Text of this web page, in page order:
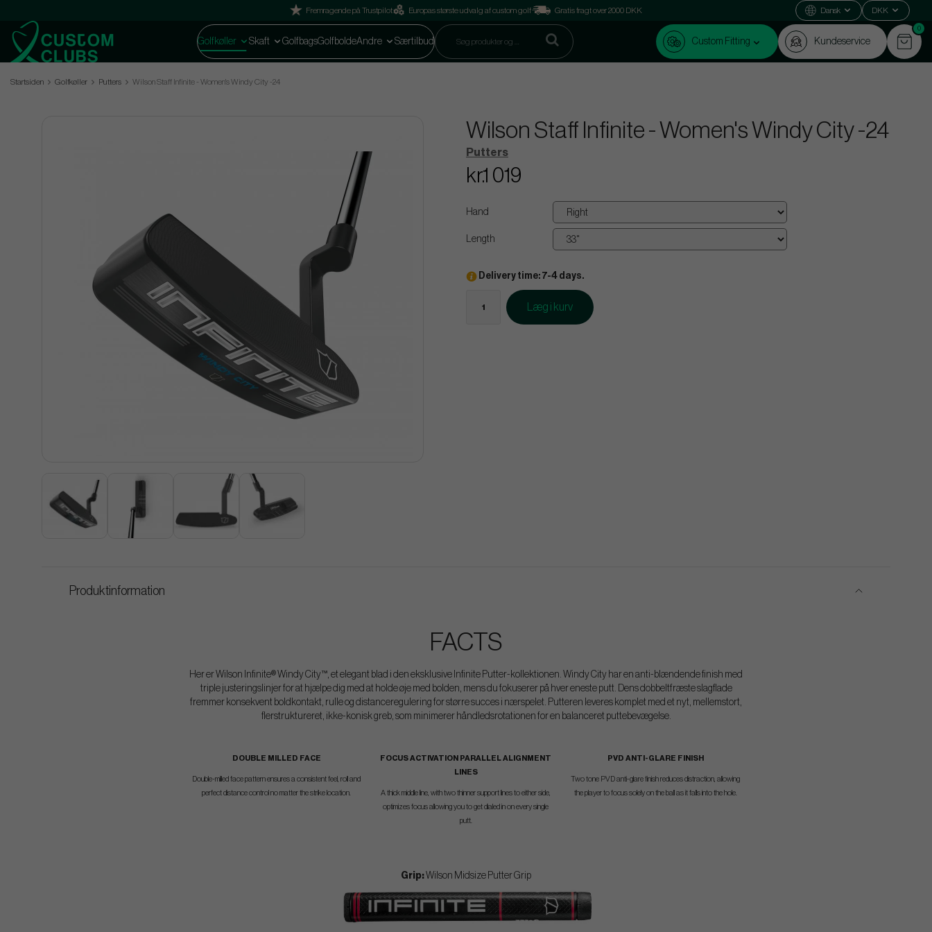
Fremragende på Trustpilot Europas største udvalg af custom golf Gratis fragt over 2000 DKK Dansk DKK
Golfkøller Skaft GolfbagsGolfboldeAndre Særtilbud Custom Fitting Kundeservice
0
Startsiden Golfkøller Putters Wilson Staff Infinite - Women's Windy City -24
Wilson Staff Infinite - Women's Windy City -24
Putters
kr.1 019
Hand
Length
Delivery time: 7-4 days.
Læg i kurv
Produktinformation
FACTS
Her er Wilson Infinite® Windy City™, et elegant blad i den eksklusive Infinite Putter-kollektionen. Windy City har en anti-blændende finish med
triple justeringslinjer for at hjælpe dig med at holde øje med bolden, mens du fokuserer på hver eneste putt. Dens dobbeltfræste slagflade
fremmer konsekvent boldkontakt, rulle og distanceregulering for større succes i nærspelet. Putteren leveres komplet med et nyt, mellemstort,
flerstruktureret, ikke-konisk greb, som minimerer håndledsrotationen for en balanceret puttebevægelse.
DOUBLE MILLED FACE
Double-milled face pattern ensures a consistent feel, roll and
perfect distance control no matter the strike location.
FOCUS ACTIVATION PARALLEL ALIGNMENT
LINES
A thick middle line, with two thinner support lines to either side,
optimizes focus allowing you to get dialed in on every single
putt.
PVD ANTI-GLARE FINISH
Two tone PVD anti-glare finish reduces distraction, allowing
the player to focus solely on the ball as it falls into the hole.
Grip: Wilson Midsize Putter Grip